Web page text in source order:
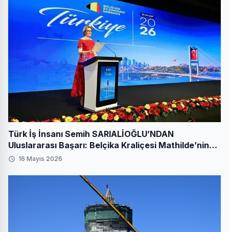
Türk İş İnsanı Semih SARIALİOĞLU’NDAN
Uluslararası Başarı: Belçika Kraliçesi Mathilde’nin
Katıldığı Zirvede Stratejik İmza
16 Mayıs 2026